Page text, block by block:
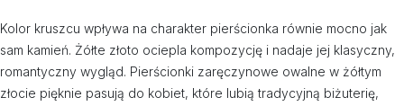
Kolor kruszcu wpływa na charakter pierścionka równie mocno jak
sam kamień. Żółte złoto ociepla kompozycję i nadaje jej klasyczny,
romantyczny wygląd. Pierścionki zaręczynowe owalne w żółtym
złocie pięknie pasują do kobiet, które lubią tradycyjną biżuterię,